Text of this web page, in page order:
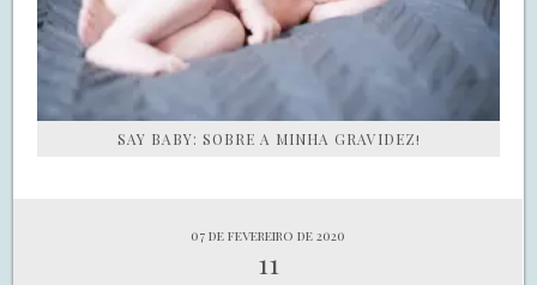
SAY BABY: SOBRE A MINHA GRAVIDEZ!
07 de fevereiro de 2020
11